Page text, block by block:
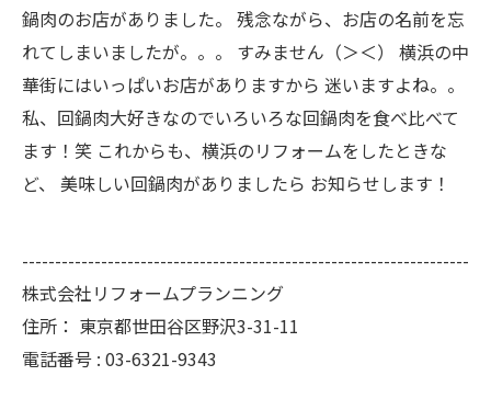
鍋肉のお店がありました。 残念ながら、お店の名前を忘
れてしまいましたが。。。 すみません（＞＜） 横浜の中
華街にはいっぱいお店がありますから 迷いますよね。。
私、回鍋肉大好きなのでいろいろな回鍋肉を食べ比べて
ます！笑 これからも、横浜のリフォームをしたときな
ど、 美味しい回鍋肉がありましたら お知らせします！
--------------------------------------------------------------------
株式会社リフォームプランニング
住所： 東京都世田谷区野沢3-31-11
電話番号 : 03-6321-9343